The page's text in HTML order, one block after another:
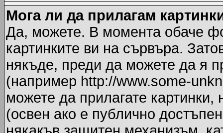
Мога ли да прилагам
Да, можете. В момента обаче
картинките ви на сървъра.
някъде, преди да можете да я
(например http://www.some-
можете да прилагате
(освен ако е публично